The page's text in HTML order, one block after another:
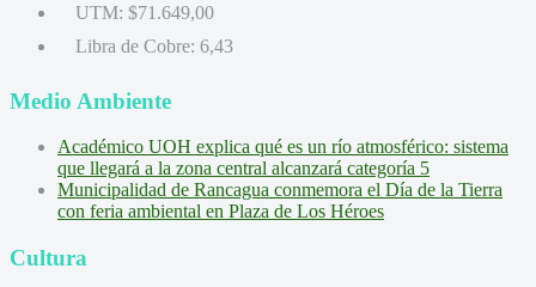
UTM: $71.649,00
Libra de Cobre: 6,43
Medio Ambiente
Académico UOH explica qué es un río atmosférico: sistema
que llegará a la zona central alcanzará categoría 5
Municipalidad de Rancagua conmemora el Día de la Tierra
con feria ambiental en Plaza de Los Héroes
Cultura